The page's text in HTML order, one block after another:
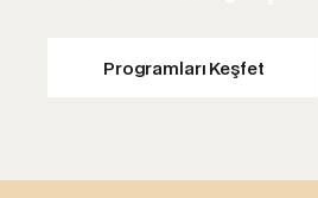
Programları Keşfet